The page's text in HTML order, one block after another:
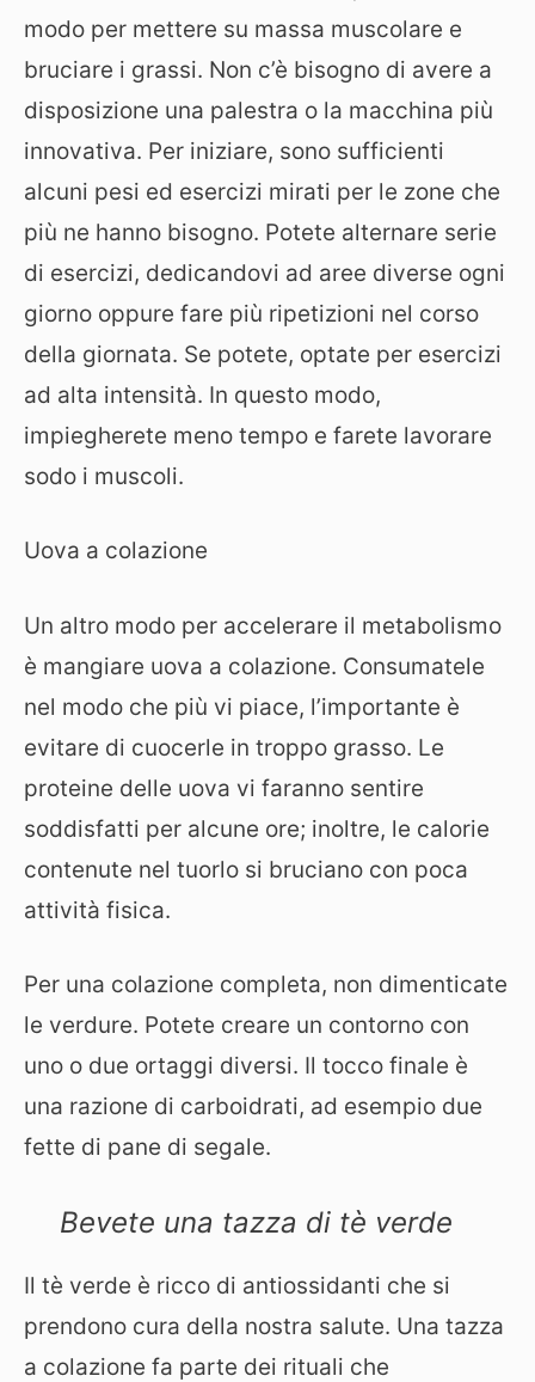
modo per mettere su massa muscolare e
bruciare i grassi. Non c’è bisogno di avere a
disposizione una palestra o la macchina più
innovativa. Per iniziare, sono sufficienti
alcuni pesi ed esercizi mirati per le zone che
più ne hanno bisogno. Potete alternare serie
di esercizi, dedicandovi ad aree diverse ogni
giorno oppure fare più ripetizioni nel corso
della giornata. Se potete, optate per esercizi
ad alta intensità. In questo modo,
impiegherete meno tempo e farete lavorare
sodo i muscoli.
Uova a colazione
Un altro modo per accelerare il metabolismo
è mangiare uova a colazione. Consumatele
nel modo che più vi piace, l’importante è
evitare di cuocerle in troppo grasso. Le
proteine delle uova vi faranno sentire
soddisfatti per alcune ore; inoltre, le calorie
contenute nel tuorlo si bruciano con poca
attività fisica.
Per una colazione completa, non dimenticate
le verdure. Potete creare un contorno con
uno o due ortaggi diversi. Il tocco finale è
una razione di carboidrati, ad esempio due
fette di pane di segale.
Bevete una tazza di tè verde
Il tè verde è ricco di antiossidanti che si
prendono cura della nostra salute. Una tazza
a colazione fa parte dei rituali che